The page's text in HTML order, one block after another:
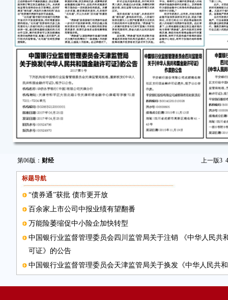
第06版： 财经 上一版3 4
标题导航
“债券通”获批 债市更开放
百余家上市公司中报业绩有望翻番
万能险萎缩促中小险企加快转型
中国银行业监督管理委员会四川监管局关于注销 《中华人民共
可证》的公告
中国银行业监督管理委员会天津监管局关于换发《中华人民共